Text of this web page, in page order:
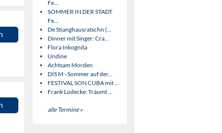
Fe...
SOMMER IN DER STADT
Fe...
De Stianghausratschn (...
Dinner mit Singer: Cra...
Flora Inkognita
Undine
Achtsam Morden
DIS M - Sommer auf der...
FESTIVAL SON CUBA mit ...
Frank Lüdecke: Träumt ...
alle Termine »